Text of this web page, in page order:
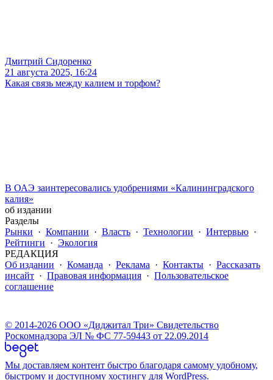
Дмитрий Сидоренко
21 августа 2025, 16:24
Какая связь между калием и торфом?
В ОАЭ заинтересовались удобрениями «Калининградского
калия»
об издании
Разделы
Рынки · Компании · Власть · Технологии · Интервью ·
Рейтинги · Экология
РЕДАКЦИЯ
Об издании · Команда · Реклама · Контакты · Рассказать
инсайт · Правовая информация · Пользовательское
соглашение
© 2014-2026 ООО «Диджитал Три» Свидетельство
Роскомнадзора ЭЛ № ФС 77-59443 от 22.09.2014
Мы доставляем контент быстро благодаря самому удобному,
быстрому и доступному хостингу для WordPress.